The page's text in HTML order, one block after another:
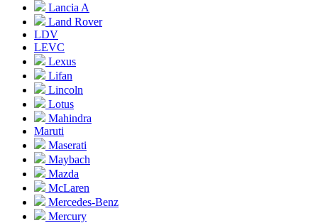
Lancia A
Land Rover
LDV
LEVC
Lexus
Lifan
Lincoln
Lotus
Mahindra
Maruti
Maserati
Maybach
Mazda
McLaren
Mercedes-Benz
Mercury